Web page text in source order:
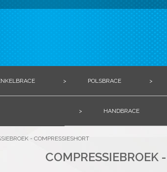
> POLSBRACE >
> HANDBRACE
- COMPRESSIESHORT
COMPRESSIEBROEK